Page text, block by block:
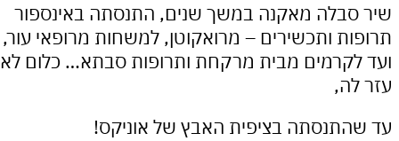
מאקנה במשך שנים, התנסתה באינספור
ותכשירים – מרואקוטן, למשחות מרופאי עור,
מבית מרקחת ותרופות סבתא… כלום לא
בציפית האבץ של אוניקס!